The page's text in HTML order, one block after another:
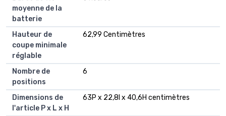
moyenne de la
batterie
Hauteur de
coupe minimale
réglable
62,99 Centimètres
Nombre de
positions
6
Dimensions de
l'article P x L x H
63P x 22,8l x 40,6H centimètres